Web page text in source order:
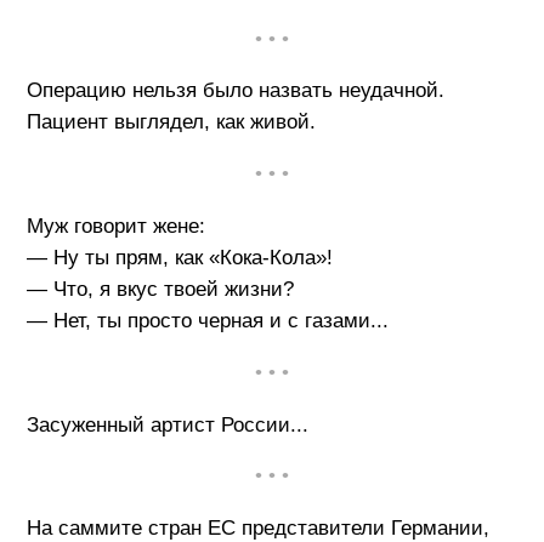
• • •
Операцию нельзя было назвать неудачной.
Пациент выглядел, как живой.
• • •
Муж говорит жене:
— Ну ты прям, как «Кока-Кола»!
— Что, я вкус твоей жизни?
— Нет, ты просто черная и с газами...
• • •
Засуженный артист России...
• • •
На саммите стран ЕС представители Германии,